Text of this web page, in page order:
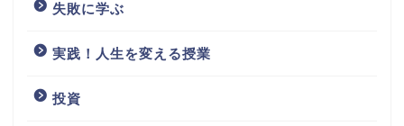
失敗に学ぶ
実践！人生を変える授業
投資